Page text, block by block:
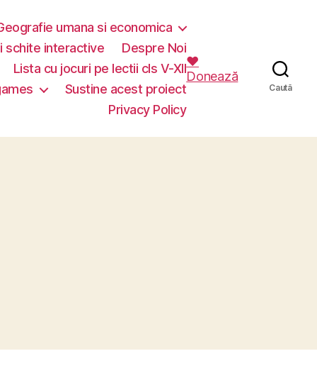
umana si economica
schite interactive
Despre Noi
Lista cu jocuri pe lectii cls V-XII
Sustine acest proiect
Privacy Policy
❤️
Donează
Caută